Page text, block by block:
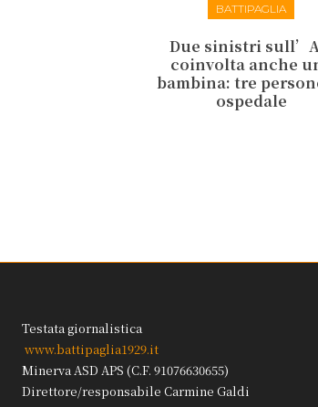
BATTIPAGLIA
Due sinistri
coinvolta anche
bambina: tre
ospedale
Testata giornalistica
www.battipaglia1929.it
Minerva ASD APS (C.F. 91076630655)
Direttore/responsabile Carmine Galdi